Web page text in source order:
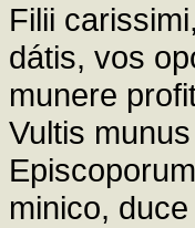
Filii
dátis, vos
munere
Vultis
minico,